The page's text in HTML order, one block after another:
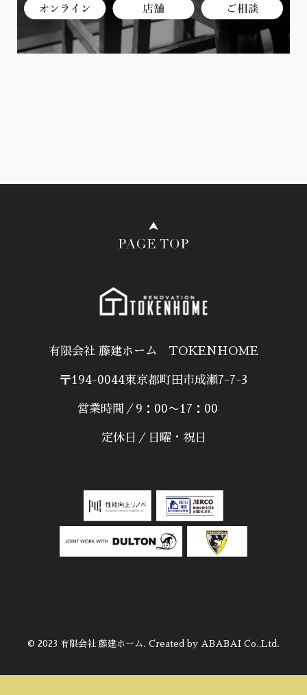
有限会社 藤建ホーム TOKENHOME
〒194-0044東京都町田市成瀬7-7-3
営業時間／9：00〜17：00
定休日／日曜・祝日
© 2023 有限会社 藤建ホーム. Created by ABABAI Co.,Ltd.